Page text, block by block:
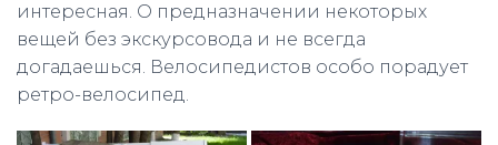
интересная. О предназначении некоторых
вещей без экскурсовода и не всегда
догадаешься. Велосипедистов особо порадует
ретро-велосипед.